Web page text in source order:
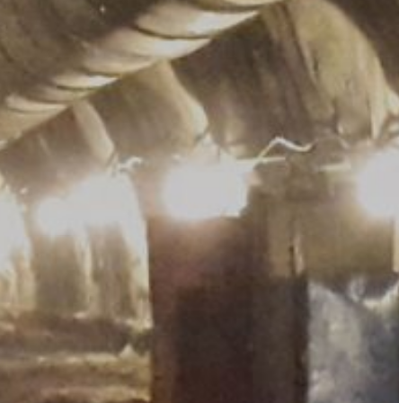
par votre navigateur dans le
Toutefois, nous tenons à
également empêcher la transmission
et le traitement de ces données par
de désactivation sera installé pour
de confidentialité de Google :
pleinement les exigences